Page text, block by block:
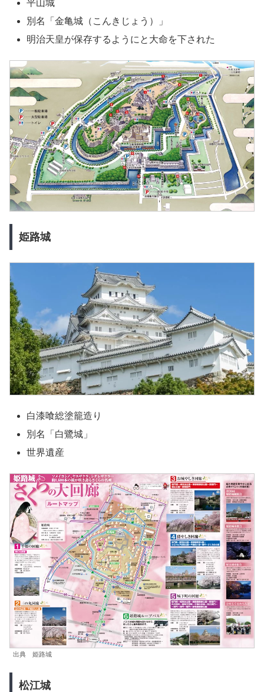
平山城
別名「金亀城（こんきじょう）」
明治天皇が保存するようにと大命を下された
姫路城
白漆喰総塗籠造り
別名「白鷺城」
世界遺産
出典 姫路城
松江城